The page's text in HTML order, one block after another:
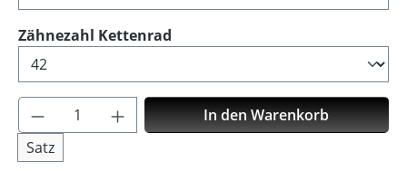
Zähnezahl Kettenrad
Produkt Anzahl: Gib den gewünschten
Satz
In den Warenkorb